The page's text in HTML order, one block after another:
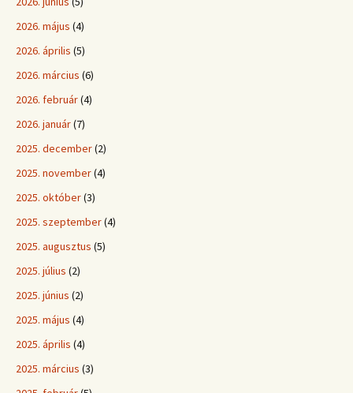
2026. május (4)
2026. április (5)
2026. március (6)
2026. február(4)
2026. január(7)
2025. december(2)
2025. november(4)
2025. október(3)
2025. szeptember(4)
2025. augusztus (5)
2025. július (2)
2025. június (2)
2025. május (4)
2025. április (4)
2025. március (3)